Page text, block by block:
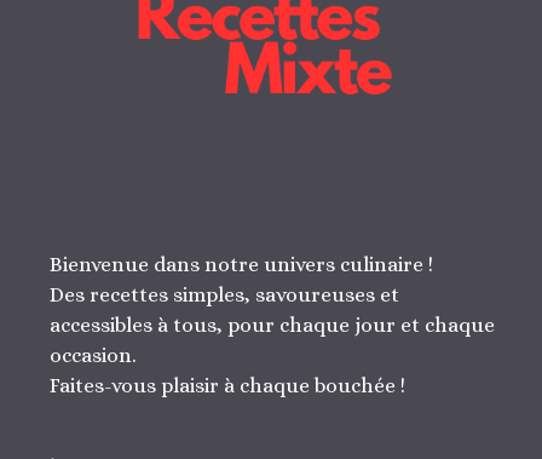
Bienvenue dans notre univers culinaire !
Des recettes simples, savoureuses et
accessibles à tous, pour chaque jour et chaque
occasion.
Faites-vous plaisir à chaque bouchée !